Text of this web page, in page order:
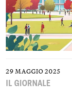
29 MAGGIO 2025
IL GIORNALE